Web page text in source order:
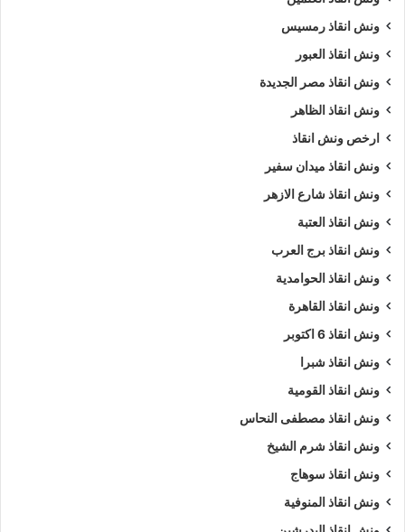
ونش انقاذ رمسيس
ونش انقاذ العبور
ونش انقاذ مصر الجديدة
ونش انقاذ الظاهر
ارخص ونش انقاذ
ونش انقاذ ميدان سفير
ونش انقاذ شارع الازهر
ونش انقاذ العتبة
ونش انقاذ برج العرب
ونش انقاذ الحوامدية
ونش انقاذ القاهرة
ونش انقاذ 6 اكتوبر
ونش انقاذ شبرا
ونش انقاذ القومية
ونش انقاذ مصطفى النحاس
ونش انقاذ شرم الشيخ
ونش انقاذ سوهاج
ونش انقاذ المنوفية